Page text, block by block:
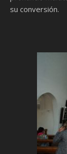
su conversión.